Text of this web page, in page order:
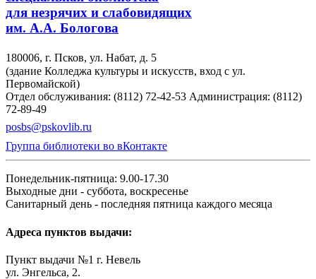
для незрячих и слабовидящих
им. А.А. Бологова
180006, г. Псков, ул. Набат, д. 5
(здание Колледжа культуры и искусств, вход с ул.
Первомайской)
Отдел обслуживания: (8112) 72-42-53 Администрация: (8112)
72-89-49
posbs@pskovlib.ru
Группа библиотеки во вКонтакте
Понедельник-пятница: 9.00-17.30
Выходные дни - суббота, воскресенье
Санитарный день - последняя пятница каждого месяца
Адреса пунктов выдачи:
Пункт выдачи №1 г. Невель
ул. Энгельса, 2.